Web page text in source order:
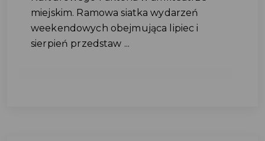
miejskim. Ramowa siatka wydarzeń
weekendowych obejmująca lipiec i
sierpień przedstaw ...